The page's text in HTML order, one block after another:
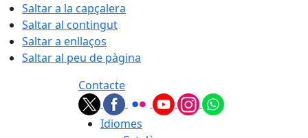
Saltar a la capçalera
Saltar al contingut
Saltar a enllaços
Saltar al peu de pàgina
Contacte
Idiomes